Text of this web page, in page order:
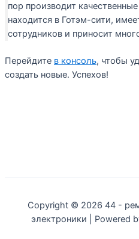
пор производит
находится в Готэм-сити,
сотрудников и приносит
Перейдите в консоль, чтобы
создать новые. Успехов!
Copyright © 2026 44 -
электроники | Powered